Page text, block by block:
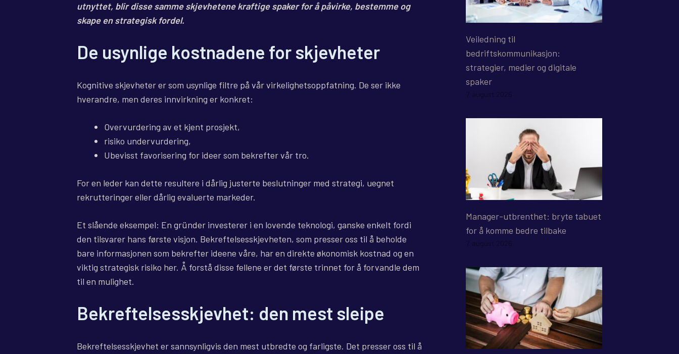
utnyttet, blir disse samme skjevhetene kraftige spaker for å påvirke, bestemme og
skape en strategisk fordel.
De usynlige kostnadene for skjevheter
Kognitive skjevheter er som usynlige filtre på vår virkelighetsoppfatning. De ser ikke
hverandre, men deres innvirkning er konkret:
Overvurdering av et kjent prosjekt,
risiko undervurdering,
Ubevisst favorisering for ideer som bekrefter vår tro.
For en leder kan dette resultere i dårlig justerte beslutninger med strategi, uegnet
rekrutteringer eller dårlig evaluerte markeder.
Et slående eksempel: En gründer investerer i en lovende teknologi, ganske enkelt fordi
den tilsvarer hans første visjon. Bekreftelsesskjevheten, som presser oss til å beholde
bare informasjonen som bekrefter ideene våre, har en direkte økonomisk kostnad og en
viktig strategisk risiko her. Å forstå disse fellene er det første trinnet for å forvandle dem
til en mulighet.
Bekreftelsesskjevhet: den mest sleipe
Bekreftelsesskjevhet er sannsynligvis den mest utbredte og farligste. Det presser oss til å
Veiledning til
bedriftskommunikasjon:
strategier, medier og digitale
spaker
7. august 2026
Manager-utbrenthet: bryte tabuet
for å komme bedre tilbake
7. august 2026